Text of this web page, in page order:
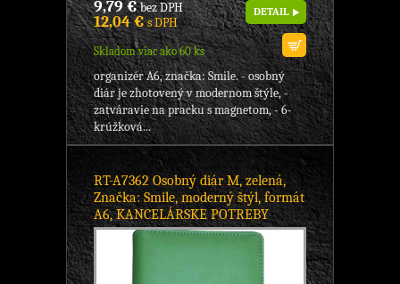
9,79 €bez DPH
12,04 €s DPH
Skladom viac ako 60 ks
DETAIL
organizér A6, značka: Smile. - osobný
diár je zhotovený v modernom štýle, -
zatváravie na pracku s magnetom, - 6-
krúžková...
RT-A7362 Osobný diár M, zelená,
Značka: Smile, moderný štýl, formát
A6, KANCELÁRSKE POTREBY